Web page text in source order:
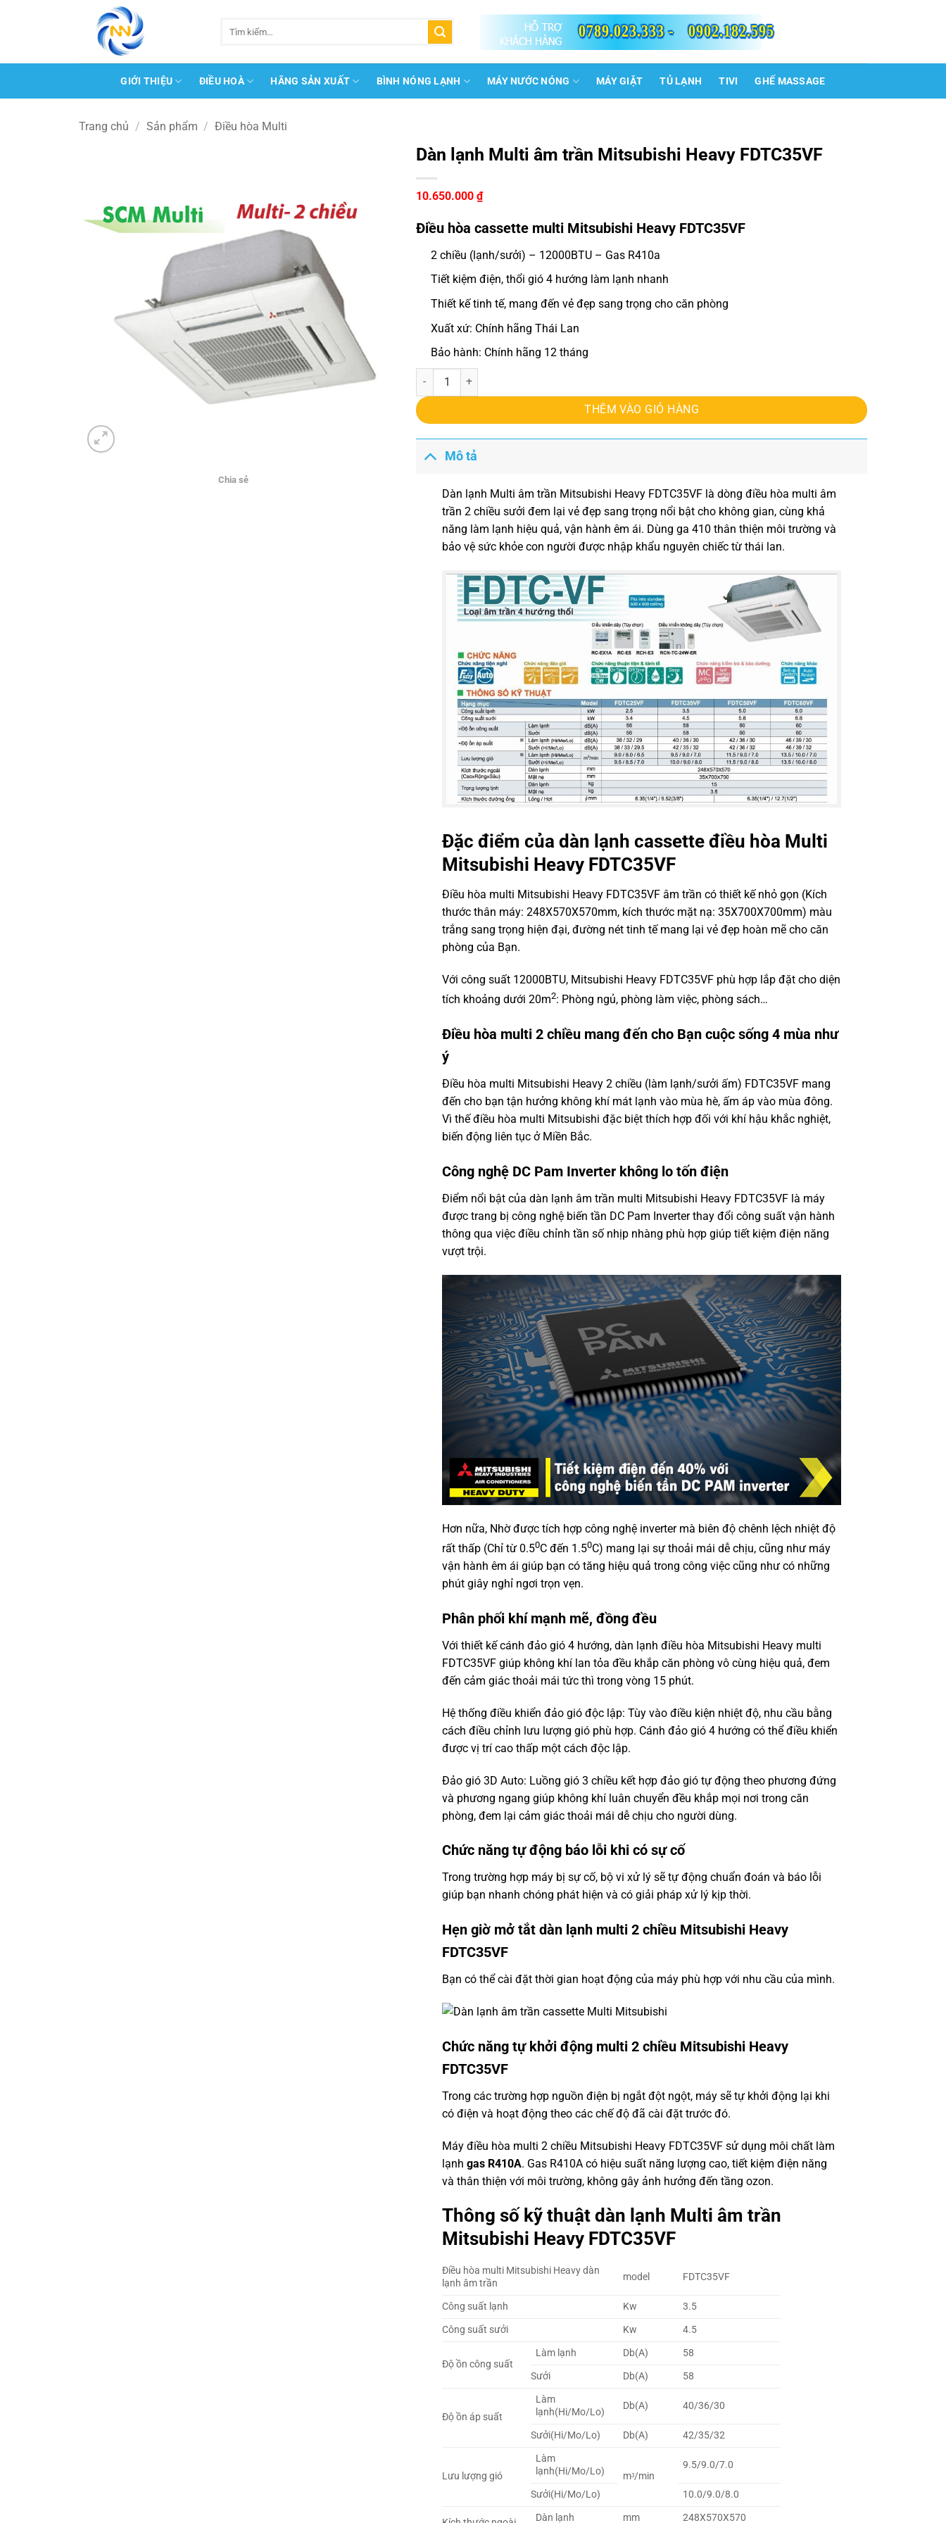
dung
0789.023.333 - 0902.182.595
GIỚI THIỆU ĐIỀU HOÀ HÃNG SẢN XUẤT BÌNH NÓNG LẠNH MÁY NƯỚC NÓNG MÁY GIẶT TỦ LẠNH TIVI GHẾ MASSAGE
Trang chủ / Sản phẩm / Điều hòa Multi
Chia sẻ
Dàn lạnh Multi âm trần Mitsubishi Heavy FDTC35VF
10.650.000₫
Điều hòa cassette multi Mitsubishi Heavy FDTC35VF
2 chiều (lạnh/sưởi) – 12000BTU – Gas R410a
Tiết kiệm điện, thổi gió 4 hướng làm lạnh nhanh
Thiết kế tinh tế, mang đến vẻ đẹp sang trọng cho căn phòng
Xuất xứ: Chính hãng Thái Lan
Bảo hành: Chính hãng 12 tháng
Dàn lạnh Multi âm trần Mitsubishi Heavy FDTC35VF số lượng
THÊM VÀO GIỎ HÀNG
Mô tả
Dàn lạnh Multi âm trần Mitsubishi Heavy FDTC35VF là dòng điều hòa multi âm
trần 2 chiều sưởi đem lại vẻ đẹp sang trọng nổi bật cho không gian, cùng khả
năng làm lạnh hiệu quả, vận hành êm ái. Dùng ga 410 thân thiện môi trường và
bảo vệ sức khỏe con người được nhập khẩu nguyên chiếc từ thái lan.
Đặc điểm của dàn lạnh cassette điều hòa Multi
Mitsubishi Heavy FDTC35VF
Điều hòa multi Mitsubishi Heavy FDTC35VFâm trần có thiết kế nhỏ gọn (Kích
thước thân máy: 248X570X570mm, kích thước mặt nạ: 35X700X700mm) màu
trắng sang trọng hiện đại, đường nét tinh tế mang lại vẻ đẹp hoàn mẽ cho căn
phòng của Bạn.
Với công suất 12000BTU, Mitsubishi Heavy FDTC35VFphù hợp lắp đặt cho diện
tích khoảng dưới 20m2: Phòng ngủ, phòng làm việc, phòng sách…
Điều hòa multi 2 chiều mang đến cho Bạn cuộc sống 4 mùa như
ý
Điều hòa multi Mitsubishi Heavy 2 chiều (làm lạnh/sưởi ấm) FDTC35VF mang
đến cho bạn tận hưởng không khí mát lạnh vào mùa hè, ấm áp vào mùa đông.
Vì thế điều hòa multi Mitsubishi đặc biệt thích hợp đối với khí hậu khắc nghiệt,
biến động liên tục ở Miền Bắc.
Công nghệ DC Pam Inverter không lo tốn điện
Điểm nổi bật của dàn lạnh âm trần multi Mitsubishi Heavy FDTC35VFlà máy
được trang bị công nghệ biến tần DC Pam Inverter thay đổi công suất vận hành
thông qua việc điều chỉnh tần số nhịp nhàng phù hợp giúp tiết kiệm điện năng
vượt trội.
Hơn nữa, Nhờ được tích hợp công nghệ inverter mà biên độ chênh lệch nhiệt độ
rất thấp (Chỉ từ 0.50C đến 1.50C) mang lại sự thoải mái dễ chịu, cũng như máy
vận hành êm ái giúp bạn có tăng hiệu quả trong công việc cũng như có những
phút giây nghỉ ngơi trọn vẹn.
Phân phối khí mạnh mẽ, đồng đều
Với thiết kế cánh đảo gió 4 hướng, dàn lạnh điều hòa Mitsubishi Heavy multi
FDTC35VF giúp không khí lan tỏa đều khắp căn phòng vô cùng hiệu quả, đem
đến cảm giác thoải mái tức thì trong vòng 15 phút.
Hệ thống điều khiển đảo gió độc lập: Tùy vào điều kiện nhiệt độ, nhu cầu bằng
cách điều chỉnh lưu lượng gió phù hợp. Cánh đảo gió 4 hướng có thể điều khiển
được vị trí cao thấp một cách độc lập.
Đảo gió 3D Auto: Luồng gió 3 chiều kết hợp đảo gió tự động theo phương đứng
và phương ngang giúp không khí luân chuyển đều khắp mọi nơi trong căn
phòng, đem lại cảm giác thoải mái dễ chịu cho người dùng.
Chức năng tự động báo lỗi khi có sự cố
Trong trường hợp máy bị sự cố, bộ vi xử lý sẽ tự động chuẩn đoán và báo lỗi
giúp bạn nhanh chóng phát hiện và có giải pháp xử lý kịp thời.
Hẹn giờ mở tắt dàn lạnh multi 2 chiều Mitsubishi Heavy
FDTC35VF
Bạn có thể cài đặt thời gian hoạt động của máy phù hợp với nhu cầu của mình.
Chức năng tự khởi động multi 2 chiều Mitsubishi Heavy
FDTC35VF
Trong các trường hợp nguồn điện bị ngắt đột ngột, máy sẽ tự khởi động lại khi
có điện và hoạt động theo các chế độ đã cài đặt trước đó.
Máy điều hòa multi 2 chiều Mitsubishi Heavy FDTC35VF sử dụng môi chất làm
lạnh gas R410A. Gas R410A có hiệu suất năng lượng cao, tiết kiệm điện năng
và thân thiện với môi trường, không gây ảnh hưởng đến tầng ozon.
Thông số kỹ thuật dàn lạnh Multi âm trần
Mitsubishi Heavy FDTC35VF
Điều hòa multi Mitsubishi Heavy dàn
lạnh âm trần
model FDTC35VF
Công suất lạnh Kw
3.5
Công suất sưởi
Kw 4.5
Độ ồn công suất
Làm lạnh Db(A)
58
Sưởi
Db(A) 58
Độ ồn áp suất
Làm
lạnh(Hi/Mo/Lo)
Db(A) 40/36/30
Sưởi(Hi/Mo/Lo) Db(A) 42/35/32
Lưu lượng gió
Làm
lạnh(Hi/Mo/Lo)
mᶟ/min
9.5/9.0/7.0
Sưởi(Hi/Mo/Lo) 10.0/9.0/8.0
Dàn lạnh mm 248X570X570